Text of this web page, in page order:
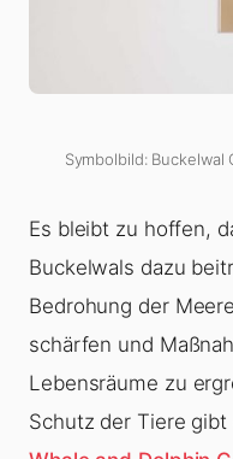
Symbolbild:
Es bleibt zu hoffen,
Buckelwals dazu
Bedrohung der
schärfen und
Lebensräume zu
Schutz der Tiere